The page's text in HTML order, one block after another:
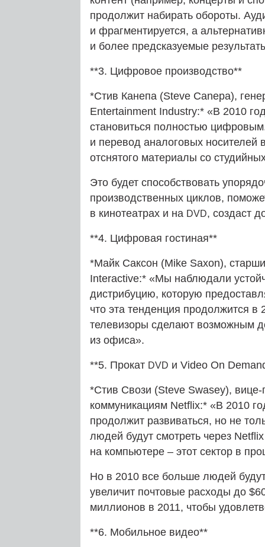
продолжит набирать обороты.
и фрагментируется, а
и более предсказуемые
**3. Цифровое производство**
*Стив Канепа (Steve Canepa),
Entertainment Industry:* «В 2010
становиться полностью
и перевод аналоговых
отснятого материалы со
Это будет способствовать
производственных циклов,
в кинотеатрах и на DVD, создаст
**4. Цифровая гостиная**
*Майк Саксон (Mike Saxon),
Interactive:* «Мы наблюдали
дистрибуцию, которую
что эта тенденция продолжится в
телевизоры сделают возможным
из офиса».
**5. Прокат DVD и Video On
*Стив Свози (Steve Swasey),
коммуникациям Netflix:* «В 2010
продолжит развиваться, но не
людей будут смотреть через
на компьютере – этот сектор в
Но в 2010 все больше людей
увеличит почтовые расходы до
миллионов в 2011, чтобы
**6. Мобильное видео**